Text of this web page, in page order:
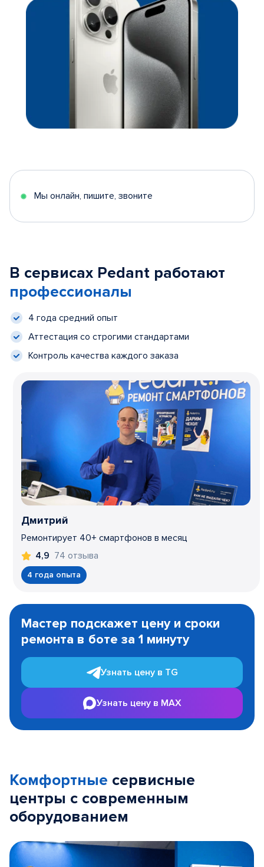
Мы онлайн, пишите, звоните
В сервисах Pedant работают
профессионалы
4 года средний опыт
Аттестация со строгими стандартами
Контроль качества каждого заказа
Дмитрий
Ремонтирует 40+ смартфонов в месяц
4,9 74 отзыва
4 года опыта
1
Мастер подскажет цену и сроки
ремонта в боте за 1 минуту
Узнать цену в TG
Узнать цену в MAX
Комфортные сервисные
центры с современным
оборудованием